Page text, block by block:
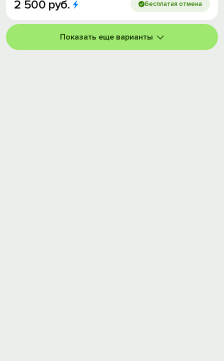
2 500 руб. Бесплатая отмена
Показать еще варианты